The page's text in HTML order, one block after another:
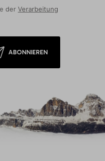
der Verarbeitung
ABONNIEREN